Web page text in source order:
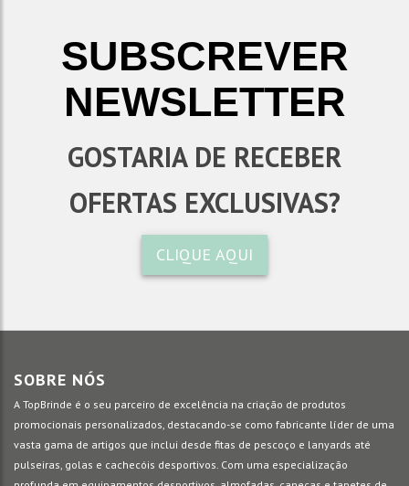
SUBSCREVER
NEWSLETTER
GOSTARIA DE RECEBER
OFERTAS EXCLUSIVAS?
CLIQUE AQUI
SOBRE NÓS
A TopBrinde é o seu parceiro de excelência na criação de produtos
promocionais personalizados, destacando-se como fabricante líder de uma
vasta gama de artigos que inclui desde fitas de pescoço e lanyards até
pulseiras, golas e cachecóis desportivos. Com uma especialização